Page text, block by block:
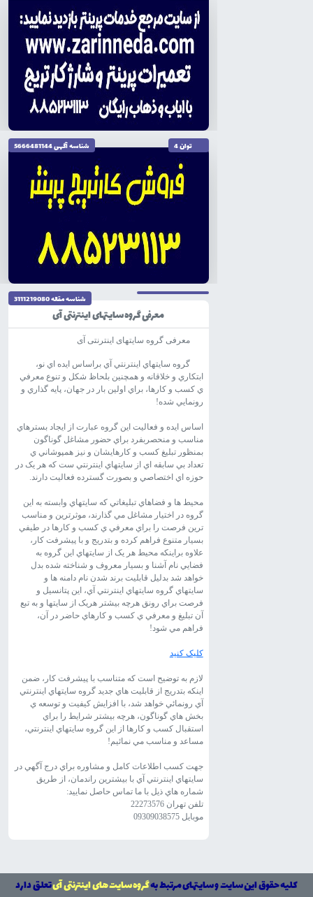
توان 4 شناسه آگهى 5666481144
تاریخ نگارش 1404/10/04
شناسه مقاله 3111219080
معرفی گروه سایتهای اینترنتی آی
معرفی گروه سایتهای اینترنتی آی
گروه سايتهاي اينترنتي آي براساس ايده اي نو،
ابتکاري و خلاقانه و همچنين بلحاظ شکل و تنوع معرفي
ي کسب و کارها، براي اولين بار در جهان، پايه گذاري و
رونمايي شده!
اساس ايده و فعاليت اين گروه عبارت از ايجاد بسترهاي
مناسب و منحصربفرد براي حضور مشاغل گوناگون
بمنظور تبليغ کسب و کارهايشان و نيز همپوشاني ي
تعداد بي سابقه اي از سايتهاي اينترنتي ست که هر يک در
حوزه اي اختصاصي و بصورت گسترده فعاليت دارند.
محيط ها و فضاهاي تبليغاتي که سايتهاي وابسته به اين
گروه در اختيار مشاغل مي گذارند، موثرترين و مناسب
ترين فرصت را براي معرفي ي کسب و کارها در طيفي
بسيار متنوع فراهم کرده و بتدريج و با پيشرفت کار،
علاوه براينکه محيط هر يک از سايتهاي اين گروه به
فضايي نام آشنا و بسيار معروف و شناخته شده بدل
خواهد شد بدليل قابليت برند شدن نام دامنه ها و
سايتهاي گروه سايتهاي اينترنتي آي، اين پتانسيل و
فرصت براي رونق هرچه بيشتر هريک از سايتها و به تبع
آن تبليغ و معرفي ي کسب و کارهاي حاضر در آن،
فراهم مي شود!
کليک کنيد
لازم به توضيح است که متناسب با پيشرفت کار، ضمن
اينکه بتدريج از قابليت هاي جديد گروه سايتهاي اينترنتي
آي رونمائي خواهد شد، با افزايش کيفيت و توسعه ي
بخش هاي گوناگون، هرچه بيشتر شرايط را براي
استقبال کسب و کارها از اين گروه سايتهاي اينترنتي،
مساعد و مناسب مي نمائيم!
جهت کسب اطلاعات کامل و مشاوره براي درج آگهي در
سايتهاي اينترنتي آي با بيشترين راندمان، از طريق
شماره هاي ذيل با ما تماس حاصل نماييد:
تلفن تهران 22273576
موبايل 09309038575
کلیه حقوق این سایت و سایتهای مرتبط بهگروه سایت های اینترنتی آیتعلق دارد